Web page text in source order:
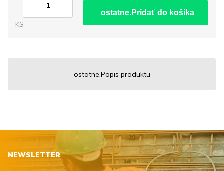
KS
ostatne.Pridať do košíka
ostatne.Popis produktu
NEWSLETTER